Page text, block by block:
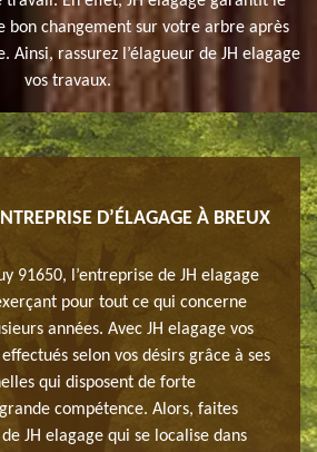
bon changement sur votre arbre après
Ainsi, rassurez l’élagueur de JH elagage
vos travaux.
D’ÉLAGAGE À BREUX
91650, l’entreprise de JH elagage
pour tout ce qui concerne
années. Avec JH elagage vos
selon vos désirs grâce à ses
qui disposent de forte
compétence. Alors, faites
JH elagage qui se localise dans
fur